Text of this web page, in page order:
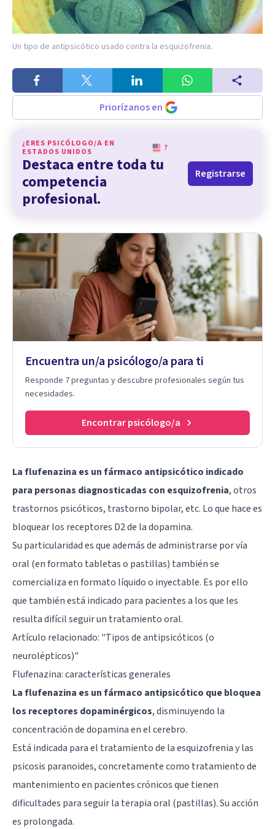
Un tipo de antipsicótico usado contra la esquizofrenia.
Priorízanos en
¿ERES PSICÓLOGO/A EN
ESTADOS UNIDOS
?
Destaca entre toda tu
competencia
profesional.
Registrarse
Encuentra un/a psicólogo/a para ti
Responde 7 preguntas y descubre profesionales según tus
necesidades.
Encontrar psicólogo/a
La flufenazina es un fármaco antipsicótico indicado
para personas diagnosticadas con esquizofrenia, otros
trastornos psicóticos, trastorno bipolar, etc. Lo que hace es
bloquear los receptores D2 de la dopamina.
Su particularidad es que además de administrarse por vía
oral (en formato tabletas o pastillas) también se
comercializa en formato líquido o inyectable. Es por ello
que también está indicado para pacientes a los que les
resulta difícil seguir un tratamiento oral.
Artículo relacionado: "Tipos de antipsicóticos (o
neurolépticos)"
Flufenazina: características generales
La flufenazina es un fármaco antipsicótico que bloquea
los receptores dopaminérgicos, disminuyendo la
concentración de dopamina en el cerebro.
Está indicada para el tratamiento de la esquizofrenia y las
psicosis paranoides, concretamente como tratamiento de
mantenimiento en pacientes crónicos que tienen
dificultades para seguir la terapia oral (pastillas). Su acción
es prolongada.